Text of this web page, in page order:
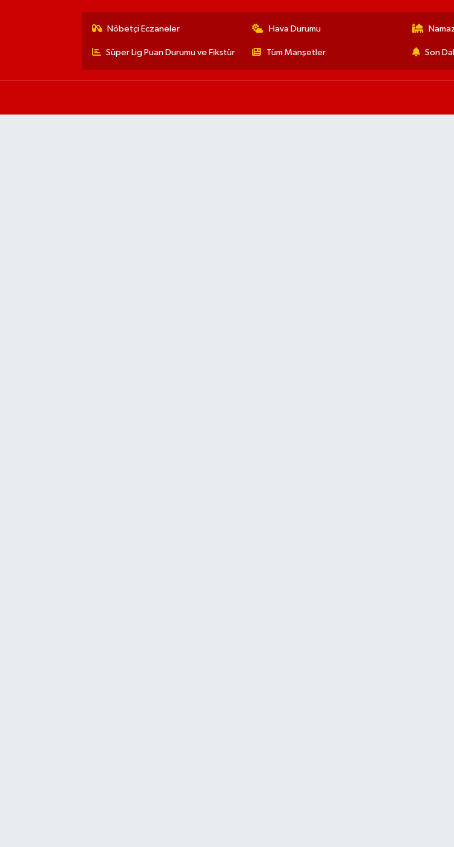
Nöbetçi Eczaneler Hava Durumu
Süper Lig Puan Durumu ve Fikstür Tüm Manşetler Son